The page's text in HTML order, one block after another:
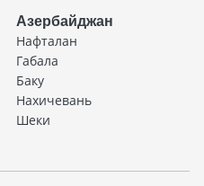
Азербайджан
Нафталан
Габала
Баку
Нахичевань
Шеки